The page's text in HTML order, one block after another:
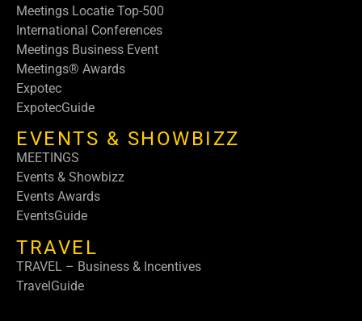
Meetings Locatie Top-500
International Conferences
Meetings Business Event
Meetings® Awards
Expotec
ExpotecGuide
EVENTS & SHOWBIZZ
MEETINGS
Events & Showbizz
Events Awards
EventsGuide
TRAVEL
TRAVEL – Business & Incentives
TravelGuide